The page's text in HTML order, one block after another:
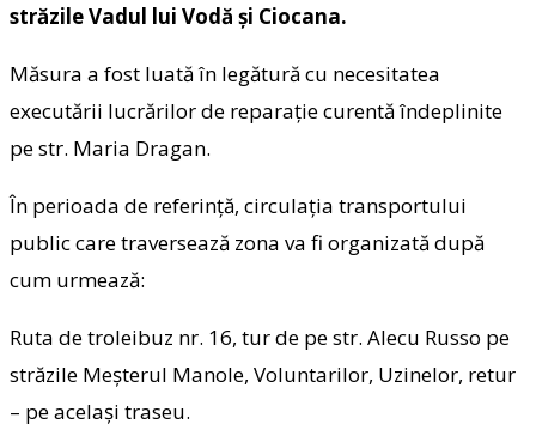
străzile Vadul lui Vodă şi Ciocana.
Măsura a fost luată în legătură cu necesitatea
executării lucrărilor de reparație curentă îndeplinite
pe str. Maria Dragan.
În perioada de referință, circulația transportului
public care traversează zona va fi organizată după
cum urmează:
Ruta de troleibuz nr. 16, tur de pe str. Alecu Russo pe
străzile Meşterul Manole, Voluntarilor, Uzinelor, retur
– pe acelaşi traseu.